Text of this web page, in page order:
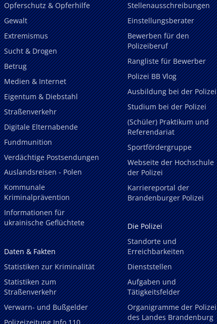
Opferschutz & Opferhilfe
Gewalt
Extremismus
Sucht & Drogen
Betrug
Medien & Internet
Eigentum & Diebstahl
Straßenverkehr
Digitale Elternabende
Fundmunition
Verdächtige Postsendungen
Auslandsreisen - Polen
Kommunale
Kriminalprävention
Informationen für
ukrainische Geflüchtete
Daten & Fakten
Statistiken zur Kriminalität
Statistiken zum
Straßenverkehr
Verwarn- und Bußgelder
Stellenausschreibungen
Einstellungsberater
Bewerben für den
Polizeiberuf
Rangliste für Bewerber
Polizei BB Vlog
Ausbildung bei der Polizei
Studium bei der Polizei
(Schüler) Praktikum und
Referendariat
Sportfördergruppe
Webseite der Hochschule
der Polizei
Karriereportal der
Brandenburger Polizei
Die Polizei
Standorte und
Erreichbarkeiten
Dienststellen
Aufgaben und
Tätigkeitsfelder
Organigramme der Polizei
des Landes Brandenburg